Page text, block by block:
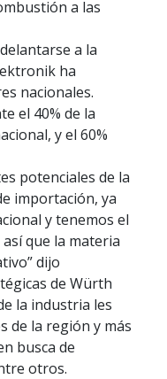
a las
a la
ha
nacionales.
el 40% de la
y el 60%
potenciales de la
importación, ya
y tenemos el
que la materia
dijo
de Würth
la industria les
de la región y más
busca de
otros.